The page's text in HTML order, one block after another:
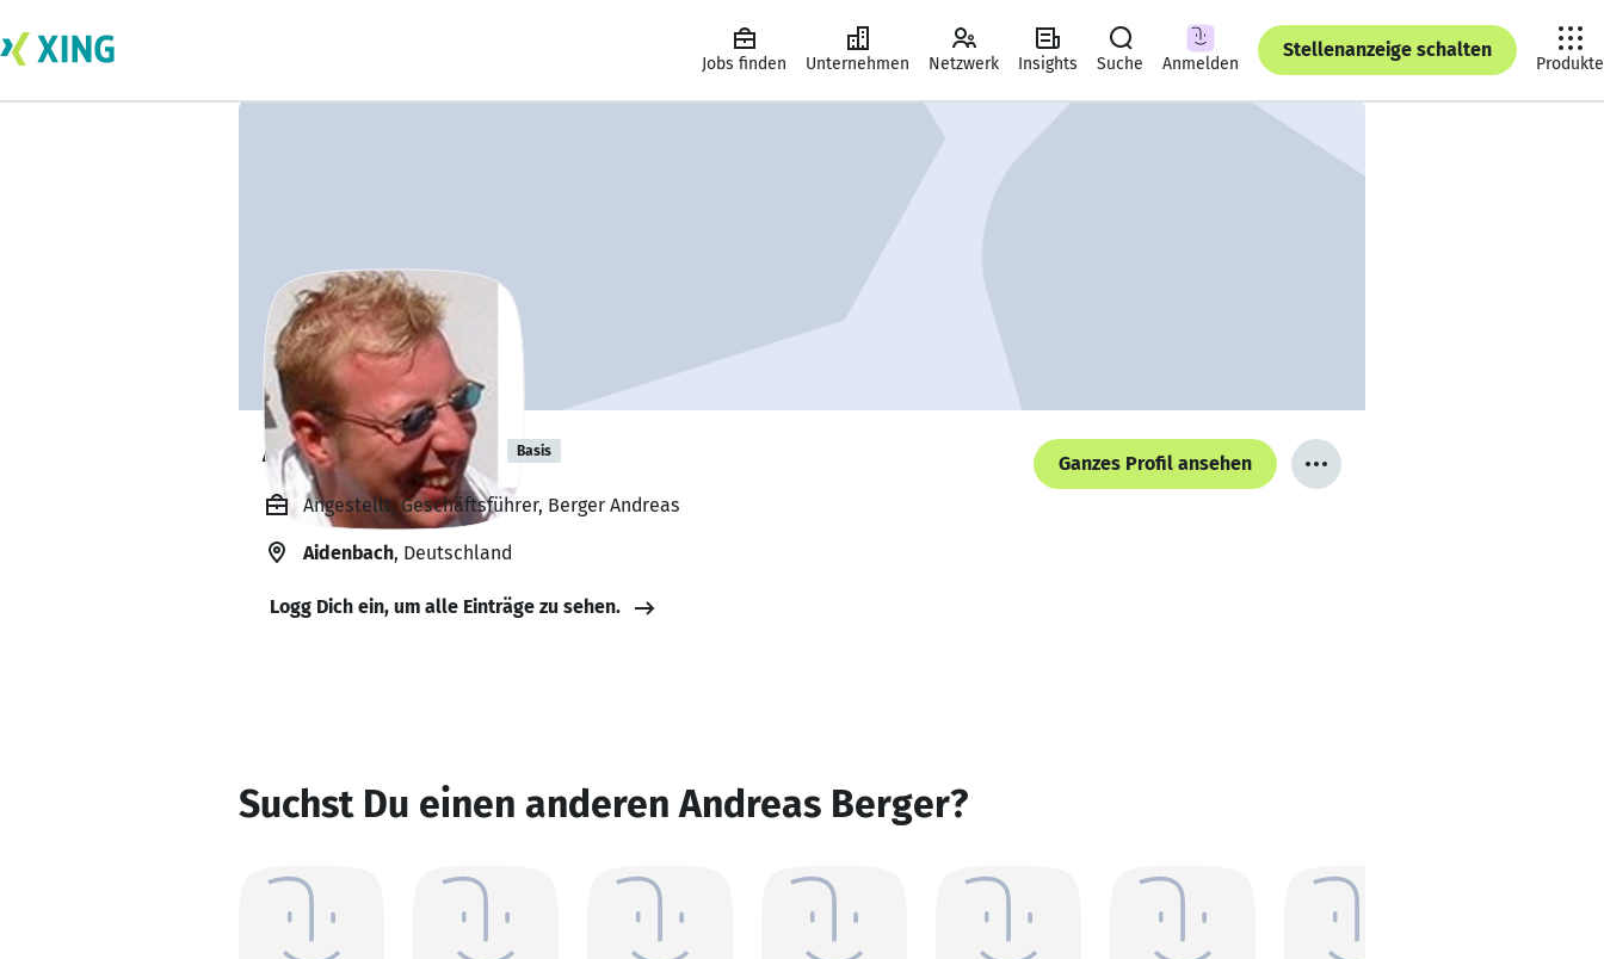
Jobs finden Unternehmen Netzwerk Insights Suche Anmelden
Stellenanzeige schalten
Produkte
Andreas Berger Basis
Ganzes Profil ansehen
Angestellt, Geschäftsführer, Berger Andreas
Aidenbach, Deutschland
Logg Dich ein, um alle Einträge zu sehen.
Suchst Du einen anderen Andreas Berger?